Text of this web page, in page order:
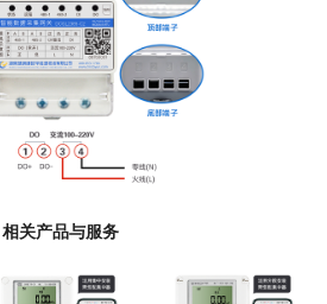
相关产品与服务